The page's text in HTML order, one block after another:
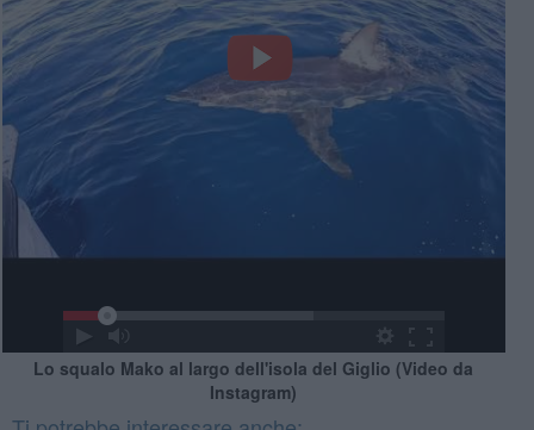
Lo squalo Mako al largo dell'isola del Giglio (Video da
Instagram)